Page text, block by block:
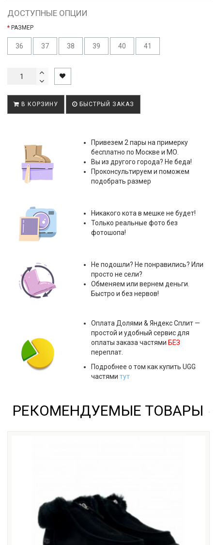
ДОСТУПНЫЕ ОПЦИИ
РАЗМЕР
36 37 38 39 40 41
В КОРЗИНУ БЫСТРЫЙ ЗАКАЗ
Привезем 2 пары на примерку
бесплатно по Москве и МО.
Вы из другого города? Не беда!
Проконсультируем и поможем
подобрать размер
Никакого кота в мешке не будет!
Только реальные фото без
фотошопа!
Не подошли? Не понравились? Или
просто не сели?
Обменяем или вернем деньги.
Быстро и без нервов!
ОплатаДолями & Яндекс Сплит —
простой и удобный сервис для
оплаты заказа частями БЕЗ
переплат.
Подробнее о том как купить UGG
частями тут
РЕКОМЕНДУЕМЫЕ ТОВАРЫ